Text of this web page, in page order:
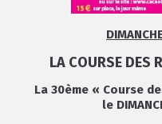
LA COURSE DES
La 30ème « Course
le